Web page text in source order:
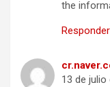
the
Responder
13 de julio